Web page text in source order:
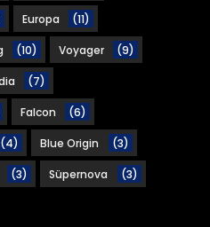
Europa (11)
(10) Voyager (9)
(7)
Falcon (6)
(4) Blue Origin (3)
(3) Süpernova (3)